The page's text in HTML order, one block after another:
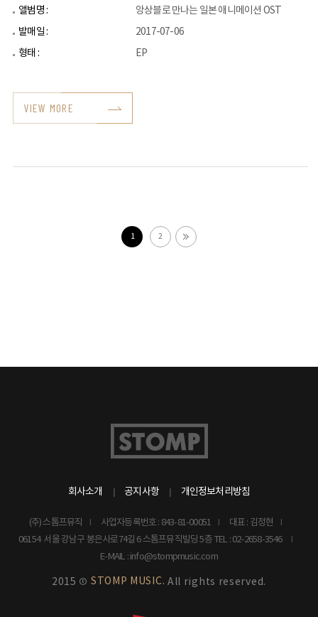
앨범명 :
앙상블로 만나는 일본 애니메이션 OST
발매일 :
2017-07-06
형태 :
EP
VIEW MORE
1 2
회사소개 공지사항 개인정보처리방침
(주) 스톰프뮤직 사업자등록번호 : 843-81-00051
대표 : 김정현
06154 서울 강남구 봉은사로74길 6 스톰프뮤직빌딩 5층 TEL : 02-2658-3546
E-MAIL : info@stompmusic.com
2015 © STOMP MUSIC. All rights reserved.